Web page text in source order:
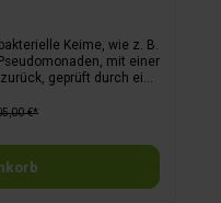
Keime, wie z. B.
mit einer
geprüft durch ein
einwandfreiem Wasser
geeignet und in
Wasser unbekannter
verwenden. Der Filter
ersetzt werden. Der
€*